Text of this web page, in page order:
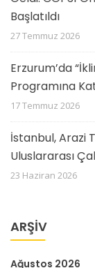
Başlatıldı
27 Temmuz 2026
Erzurum’da
Programına
17 Temmuz 2026
İstanbul, Arazi
Uluslararası
23 Haziran 2026
ARŞIV
Ağustos 2026